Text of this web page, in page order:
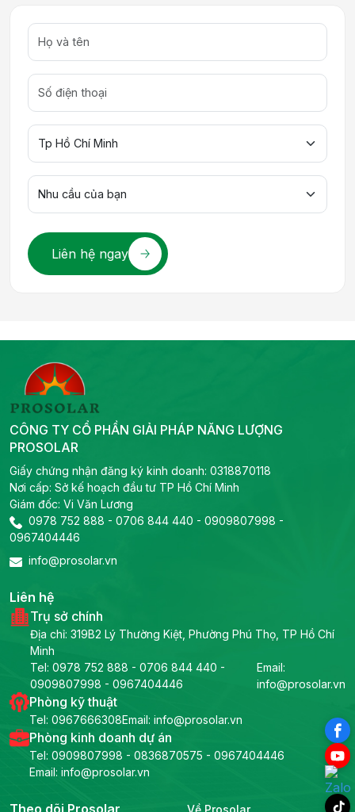
Liên hệ ngay
CÔNG TY CỔ PHẦN GIẢI PHÁP NĂNG LƯỢNG
PROSOLAR
Giấy chứng nhận đăng ký kinh doanh: 0318870118
Nơi cấp: Sở kế hoạch đầu tư TP Hồ Chí Minh
Giám đốc: Vi Văn Lương
0978 752 888 - 0706 844 440 - 0909807998 -
0967404446
info@prosolar.vn
Liên hệ
Trụ sở chính
Địa chỉ: 319B2 Lý Thường Kiệt, Phường Phú Thọ, TP Hồ Chí
Minh
Tel: 0978 752 888 - 0706 844 440 -
0909807998 - 0967404446
Email:
info@prosolar.vn
Phòng kỹ thuật
Tel: 0967666308Email: info@prosolar.vn
Phòng kinh doanh dự án
Tel: 0909807998 - 0836870575 - 0967404446
Email: info@prosolar.vn